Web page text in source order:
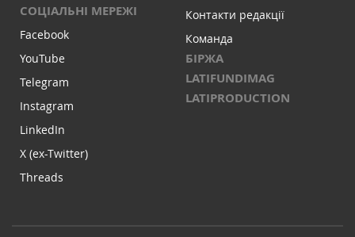
СОЦІАЛЬНІ МЕРЕЖІ
Facebook
YouTube
Telegram
Instagram
LinkedIn
X (ex-Twitter)
Threads
Контакти редакції
Команда
БІРЖА
LATIFUNDIMAG
LATIPRODUCTION